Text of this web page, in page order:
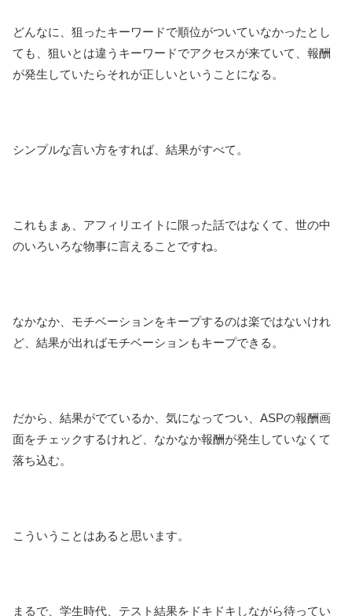
どんなに、狙ったキーワードで順位がついていなかったとし
ても、狙いとは違うキーワードでアクセスが来ていて、報酬
が発生していたらそれが正しいということになる。
シンプルな言い方をすれば、結果がすべて。
これもまぁ、アフィリエイトに限った話ではなくて、世の中
のいろいろな物事に言えることですね。
なかなか、モチベーションをキープするのは楽ではないけれ
ど、結果が出ればモチベーションもキープできる。
だから、結果がでているか、気になってつい、ASPの報酬画
面をチェックするけれど、なかなか報酬が発生していなくて
落ち込む。
こういうことはあると思います。
まるで、学生時代、テスト結果をドキドキしながら待ってい